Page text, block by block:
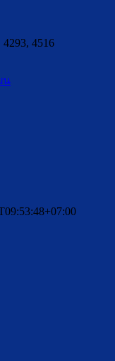
4516
น